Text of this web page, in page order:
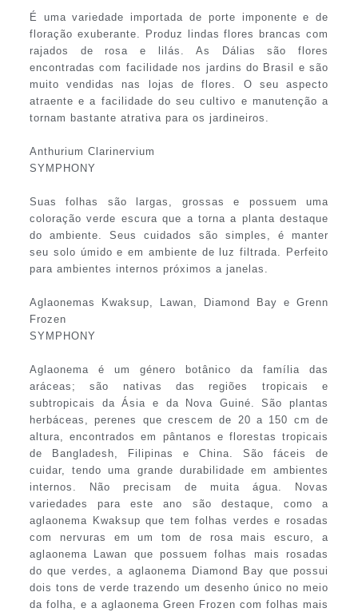
É uma variedade importada de porte imponente e de
floração exuberante. Produz lindas flores brancas com
rajados de rosa e lilás. As Dálias são flores
encontradas com facilidade nos jardins do Brasil e são
muito vendidas nas lojas de flores. O seu aspecto
atraente e a facilidade do seu cultivo e manutenção a
tornam bastante atrativa para os jardineiros.
Anthurium Clarinervium
SYMPHONY
Suas folhas são largas, grossas e possuem uma
coloração verde escura que a torna a planta destaque
do ambiente. Seus cuidados são simples, é manter
seu solo úmido e em ambiente de luz filtrada. Perfeito
para ambientes internos próximos a janelas.
Aglaonemas Kwaksup, Lawan, Diamond Bay e Grenn
Frozen
SYMPHONY
Aglaonema é um género botânico da família das
aráceas; são nativas das regiões tropicais e
subtropicais da Ásia e da Nova Guiné. São plantas
herbáceas, perenes que crescem de 20 a 150 cm de
altura, encontrados em pântanos e florestas tropicais
de Bangladesh, Filipinas e China. São fáceis de
cuidar, tendo uma grande durabilidade em ambientes
internos. Não precisam de muita água. Novas
variedades para este ano são destaque, como a
aglaonema Kwaksup que tem folhas verdes e rosadas
com nervuras em um tom de rosa mais escuro, a
aglaonema Lawan que possuem folhas mais rosadas
do que verdes, a aglaonema Diamond Bay que possui
dois tons de verde trazendo um desenho único no meio
da folha, e a aglaonema Green Frozen com folhas mais